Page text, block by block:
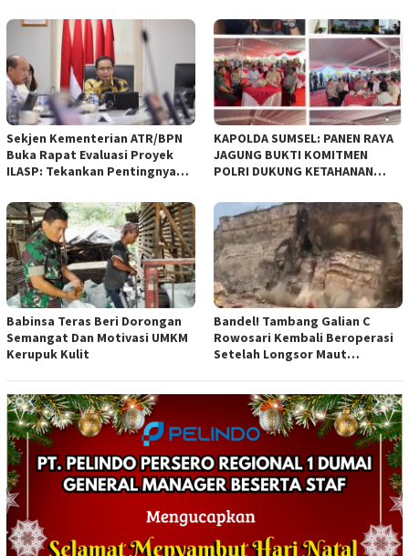
empat Rancangan Peraturan
Daerah (Raperda) yang
diajukan Pemerintah Kota
Bandung
Sekjen Kementerian ATR/BPN
Buka Rapat Evaluasi Proyek
ILASP: Tekankan Pentingnya
Anggaran
KAPOLDA SUMSEL: PANEN RAYA
JAGUNG BUKTI KOMITMEN
POLRI DUKUNG KETAHANAN
Babinsa Teras Beri Dorongan
Semangat Dan Motivasi UMKM
Kerupuk Kulit
Bandel! Tambang Galian C
Rowosari Kembali Beroperasi
Setelah Longsor Maut